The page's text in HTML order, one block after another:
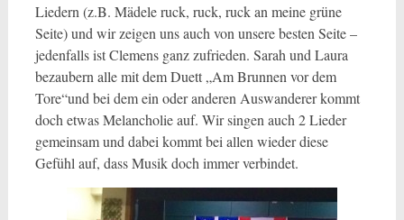
Liedern (z.B. Mädele ruck, ruck, ruck an meine grüne
Seite) und wir zeigen uns auch von unsere besten Seite –
jedenfalls ist Clemens ganz zufrieden. Sarah und Laura
bezaubern alle mit dem Duett „Am Brunnen vor dem
Tore“und bei dem ein oder anderen Auswanderer kommt
doch etwas Melancholie auf. Wir singen auch 2 Lieder
gemeinsam und dabei kommt bei allen wieder diese
Gefühl auf, dass Musik doch immer verbindet.